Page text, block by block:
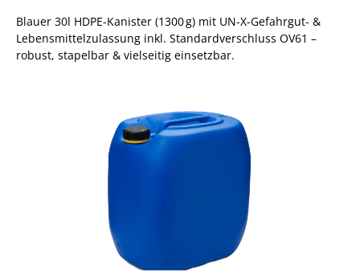
Blauer 30l HDPE-Kanister (1300 g) mit UN-X-Gefahrgut- &
Lebensmittelzulassung inkl. Standardverschluss OV61 –
robust, stapelbar & vielseitig einsetzbar.